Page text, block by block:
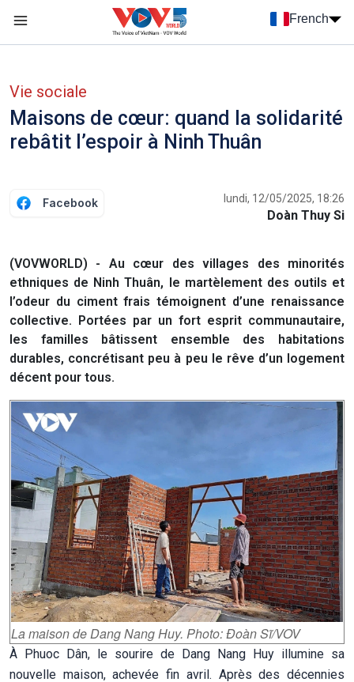
French
Vie sociale
Maisons de cœur: quand la solidarité
rebâtit l’espoir à Ninh Thuân
Facebook lundi, 12/05/2025, 18:26
Doàn Thuy Si
(VOVWORLD) - Au cœur des villages des minorités
ethniques de Ninh Thuân, le martèlement des outils et
l’odeur du ciment frais témoignent d’une renaissance
collective. Portées par un fort esprit communautaire,
les familles bâtissent ensemble des habitations
durables, concrétisant peu à peu le rêve d’un logement
décent pour tous.
La maison de Dang Nang Huy. Photo: Đoàn Sĩ/VOV
À Phuoc Dân, le sourire de Dang Nang Huy illumine sa
nouvelle maison, achevée fin avril. Après des décennies